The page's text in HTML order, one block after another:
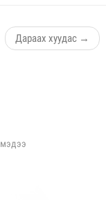
Дараах хуудас →